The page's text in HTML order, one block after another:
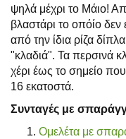
ψηλά μέχρι το Μάιο!
βλαστάρι το οπόίο δεν
από την ίδια ρίζα
"κλαδιά". Τα περσινά
χέρι έως το σημείο
16 εκατοστά.
Συνταγές με
Ομελέτα με